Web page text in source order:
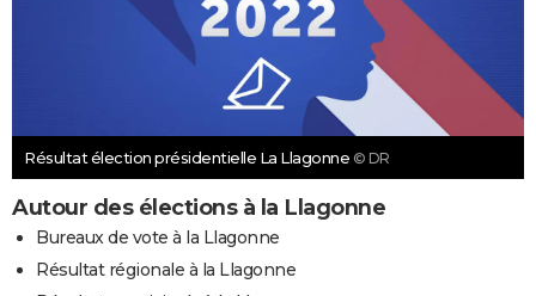
Résultat élection présidentielle La Llagonne © DR
Autour des élections à la Llagonne
Bureaux de vote à la Llagonne
Résultat régionale à la Llagonne